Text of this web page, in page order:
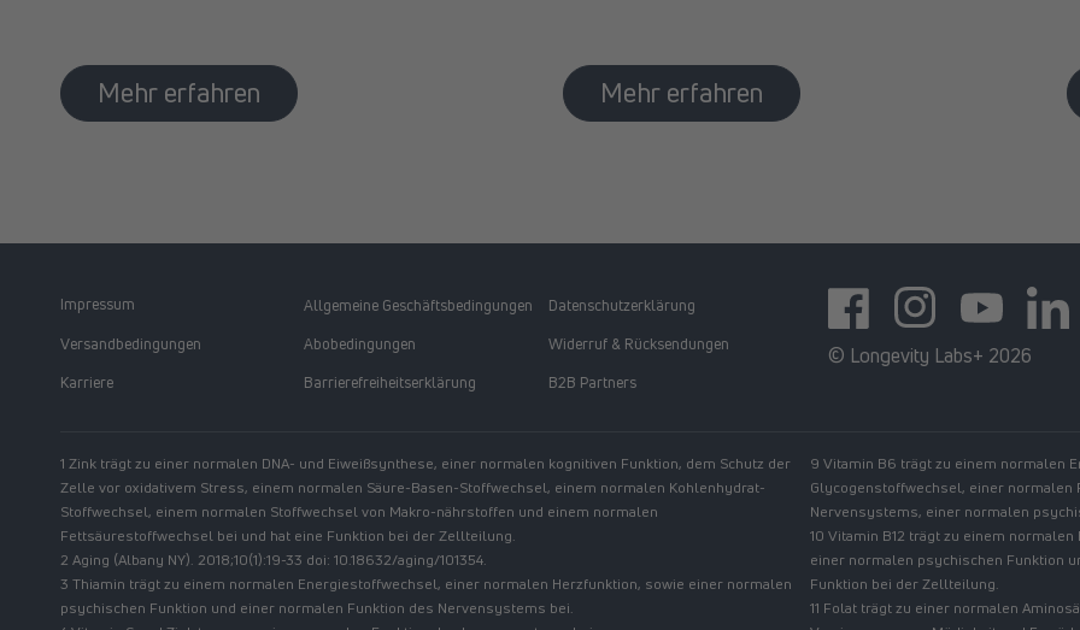
Mehr erfahren Mehr erfahren
Impressum Allgemeine Geschäftsbedingungen
Datenschutzerklärung
Versandbedingungen
Abobedingungen
Widerruf & Rücksendungen
Karriere
Barrierefreiheitserklärung B2B Partners
FacebookInstagramYouTube
© Longevity Labs+ 2026
1 Zink trägt zu einer normalen DNA- und Eiweißsynthese, einer normalen kognitiven Funktion, dem Schutz der
Zelle vor oxidativem Stress, einem normalen Säure-Basen-Stoffwechsel, einem normalen Kohlenhydrat-
Stoffwechsel, einem normalen Stoffwechsel von Makro-nährstoffen und einem normalen
Fettsäurestoffwechsel bei und hat eine Funktion bei der Zellteilung.
2 Aging (Albany NY). 2018;10(1):19-33 doi: 10.18632/aging/101354.
3 Thiamin trägt zu einem normalen Energiestoffwechsel, einer normalen Herzfunktion, sowie einer normalen
psychischen Funktion und einer normalen Funktion des Nervensystems bei.
9 Vitamin B6 trägt zu einem normalen
Glycogenstoffwechsel, einer
Nervensystems, einer normalen
10 Vitamin B12 trägt zu einem
einer normalen psychischen Funktion
Funktion bei der Zellteilung.
11 Folat trägt zu einer normalen